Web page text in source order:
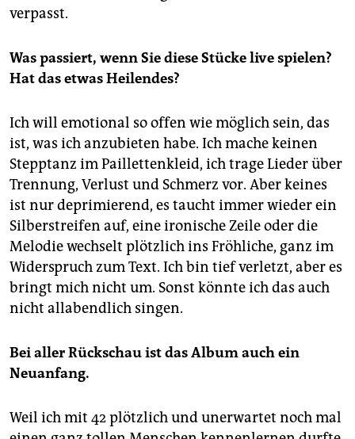
verpasst.
Was passiert, wenn Sie diese Stücke live spielen?
Hat das etwas Heilendes?
Ich will emotional so offen wie möglich sein, das
ist, was ich anzubieten habe. Ich mache keinen
Stepptanz im Paillettenkleid, ich trage Lieder über
Trennung, Verlust und Schmerz vor. Aber keines
ist nur deprimierend, es taucht immer wieder ein
Silberstreifen auf, eine ironische Zeile oder die
Melodie wechselt plötzlich ins Fröhliche, ganz im
Widerspruch zum Text. Ich bin tief verletzt, aber es
bringt mich nicht um. Sonst könnte ich das auch
nicht allabendlich singen.
Bei aller Rückschau ist das Album auch ein
Neuanfang.
Weil ich mit 42 plötzlich und unerwartet noch mal